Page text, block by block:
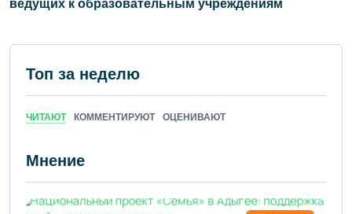
ведущих к образовательным учреждениям
Топ за неделю
ЧИТАЮТ КОММЕНТИРУЮТ ОЦЕНИВАЮТ
Мнение